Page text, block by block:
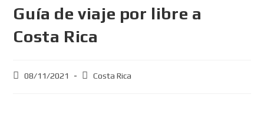
Guía de viaje por libre a
Costa Rica
08/11/2021 Costa Rica